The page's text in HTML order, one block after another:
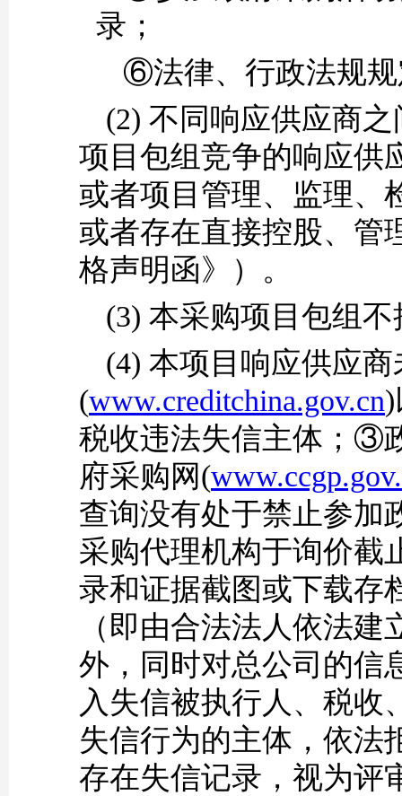
录；
⑥法律、行政法规
(2) 不同响应供应商
项目包组竞争的响应供
或者项目管理、监理
或者存在直接控股、管
格声明函》）。
(3) 本采购项目包组
(4) 本项目响应供应商
(www.creditchina.gov.cn
税收违法失信主体；③
府采购网(
查询没有处于禁止参加
采购代理机构于询价截
录和证据截图或下载存
（即由合法法人依法
外，同时对总公司的信
入失信被执行人、税收
失信行为的主体，依法
存在失信记录，视为评